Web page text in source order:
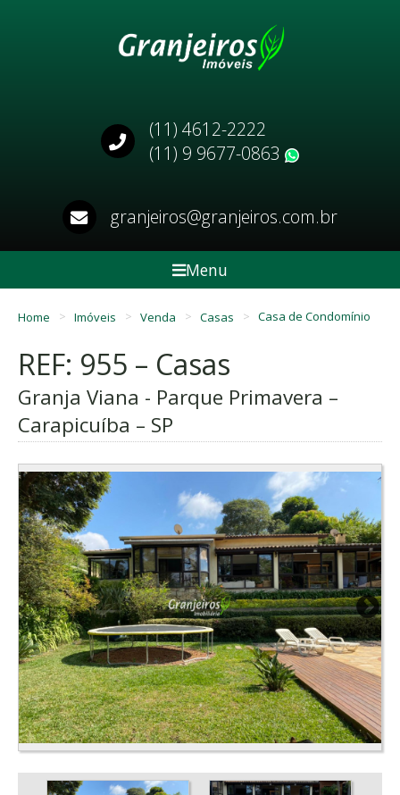
(11) 4612-2222
(11) 9 9677-0863
granjeiros@granjeiros.com.br
Menu
Home Imóveis Venda Casas Casa de Condomínio
REF: 955 – Casas
Granja Viana - Parque Primavera –
Carapicuíba – SP